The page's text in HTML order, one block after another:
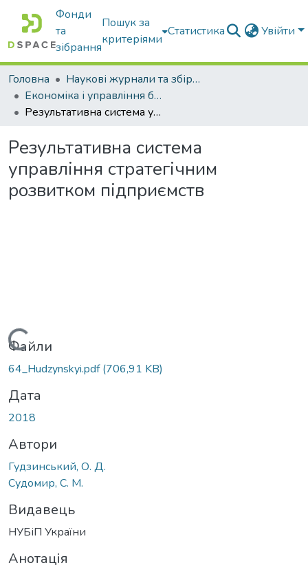
Фонди
та
зібрання
Пошук за
критеріями
Статистика Увійти
Головна
Наукові журнали та збірники видань
Економіка і управління бізнесом
Результативна система управління стратегічним розвитком підприємств
Результативна система
управління стратегічним
розвитком підприємств
Вантажиться...
Файли
64_Hudzynskyi.pdf(706,91 KB)
Дата
2018
Автори
Гудзинський, О. Д.
Судомир, С. М.
Видавець
НУБіП України
Анотація